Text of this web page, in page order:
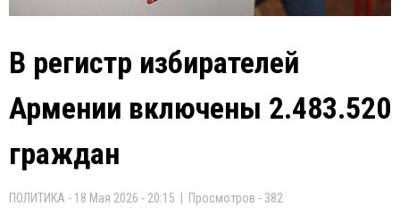
В регистр избирателей
Армении включены 2.483.520
граждан
ПОЛИТИКА - 18 Мая 2026 - 20:15 | Просмотров - 382